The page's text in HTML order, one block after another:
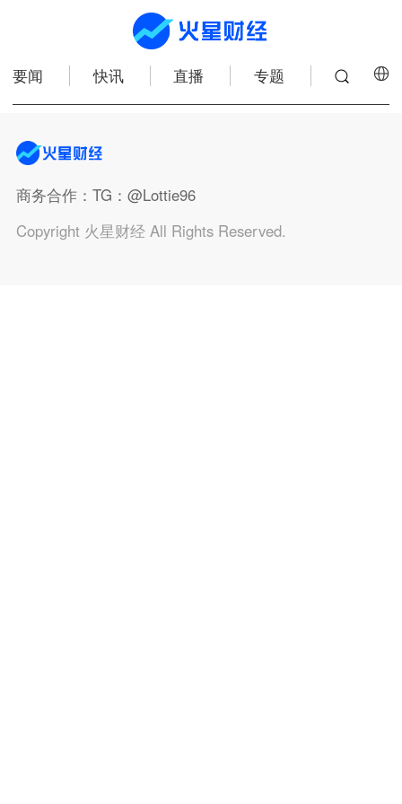
要闻 快讯 直播 专题
商务合作：TG：@Lottie96
Copyright 火星财经 All Rights Reserved.